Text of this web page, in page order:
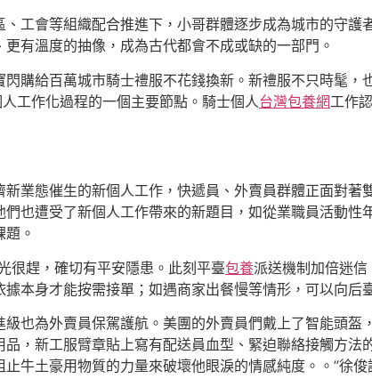
、工會等組織配合推進下，小哥群體逐步成為城市的守護
更有溫度的抽像，成為古代都會不成或缺的一部門。
閃購給百萬城市騎士禮服不花錢換新。新禮服不只時髦
人工作化過程的一個主要節點。騎士個人台灣包養網工作
新業態催生的新個人工作，快遞員、外賣員群體正面對
們也遭受了新個人工作帶來的新題目，如從業職員活動
。
很趕，確切有平安隱患。此刻平臺包養派送機制加倍迷
據本身才能按需接單；如遇商家出餐慢等情形，可以向后
級也為外賣員保駕護航。美團的外賣員們戴上了智能頭
品，新工服臂章貼上寫有配送員血型、緊迫聯絡接觸方法
牛土豪用物質的力量來破壞他眼淚的情感純度。。”徐俊